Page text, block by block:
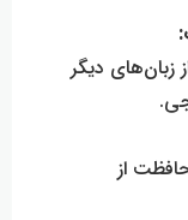
دیگر